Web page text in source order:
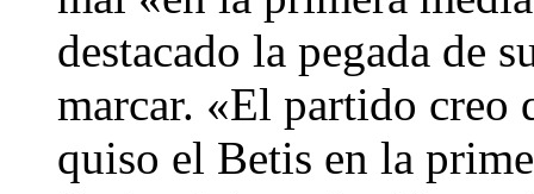
destacado la pegada de
marcar. «El partido creo
quiso el Betis en la